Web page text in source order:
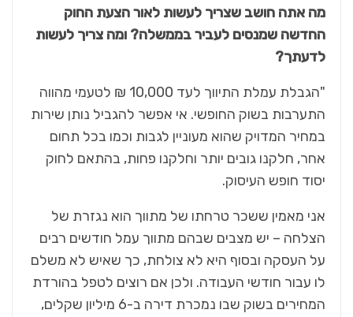
מה אתה חושב שצריך לעשות לאור הצעת החוק
החדשה שמנסים לעביר בממשלה? ומה צריך לעשות
לדעתך?
"הגבלת עמלת התיווך לעד 10,000 ₪ לטעמי מהווה
התערבות בשוק החופשי. אי אפשר להגביל נותן שירות
במחיר המדויק שהוא מעוניין לגבות וכמו בכל תחום
אחר, חלקנו גובים יותר וחלקנו פחות, בהתאם לחוק
יסוד חופש העיסוק.
אני מאמין ששכר טרחתו של מתווך הוא נגזרת של
הצלחה – יש מצבים שבהם מתווך עמל חודשים רבים
על העסקה ובסוף היא לא צולחת, כך שאיש לא משלם
לו עבור חודשי העבודה. ולכן אם רוצים לטפל בהורדת
המחירים בשוק שבו נמכרת דירה ב-6 מיליון שקלים,